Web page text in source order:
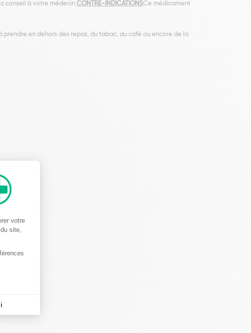
conseil à votre médecin.CONTRE-INDICATIONSCe médicament
en dehors des repas, du tabac, du café ou encore de la